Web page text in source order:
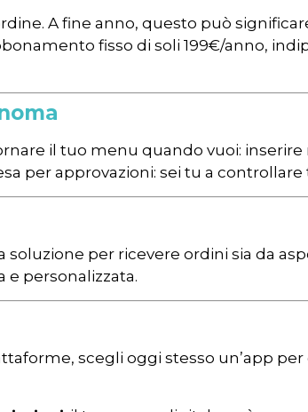
A fine anno, questo può
fisso di soli 199€/anno,
il tuo menu quando vuoi:
per approvazioni: sei tu a controllare
per ricevere ordini sia da
e personalizzata.
scegli oggi stesso un’app